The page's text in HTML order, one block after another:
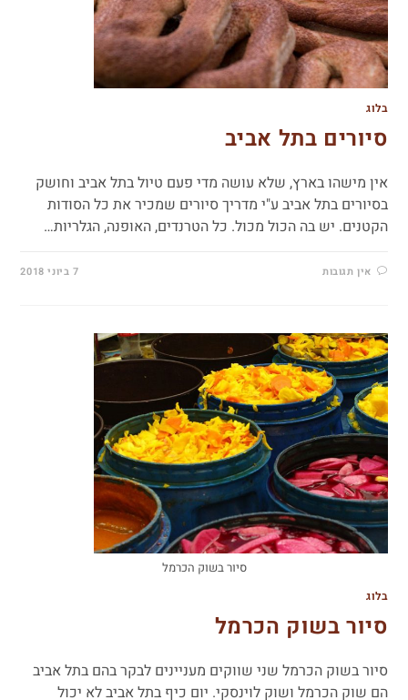
בלוג
סיורים בתל אביב
אין מישהו בארץ, שלא עושה מדי פעם טיול בתל אביב וחושק
בסיורים בתל אביב ע"י מדריך סיורים שמכיר את כל הסודות
הקטנים. יש בה הכול מכול. כל הטרנדים, האופנה, הגלריות…
אין תגובות 7 ביוני 2018
סיור בשוק הכרמל
בלוג
סיור בשוק הכרמל
סיור בשוק הכרמל שני שווקים מעניינים לבקר בהם בתל אביב
הם שוק הכרמל ושוק לוינסקי. יום כיף בתל אביב לא יכול